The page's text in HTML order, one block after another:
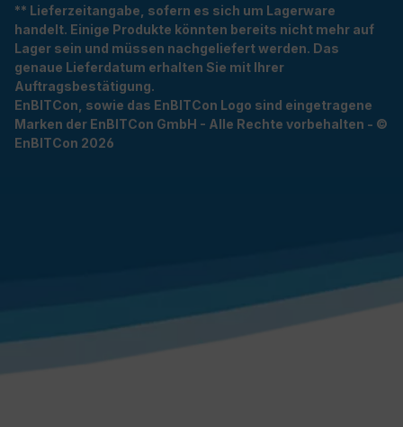
** Lieferzeitangabe, sofern es sich um Lagerware
handelt. Einige Produkte könnten bereits nicht mehr auf
Lager sein und müssen nachgeliefert werden. Das
genaue Lieferdatum erhalten Sie mit Ihrer
Auftragsbestätigung.
EnBITCon, sowie das EnBITCon Logo sind eingetragene
Marken der EnBITCon GmbH - Alle Rechte vorbehalten - ©
EnBITCon 2026